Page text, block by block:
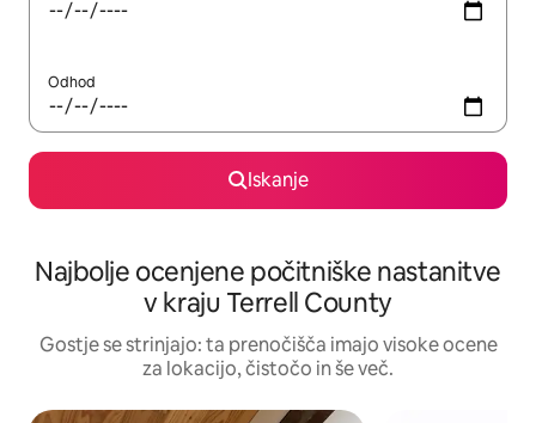
Odhod
Iskanje
Najbolje ocenjene počitniške nastanitve
v kraju Terrell County
Gostje se strinjajo: ta prenočišča imajo visoke ocene
za lokacijo, čistočo in še več.